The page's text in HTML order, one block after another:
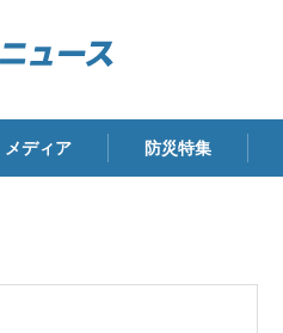
メディア 防災特集